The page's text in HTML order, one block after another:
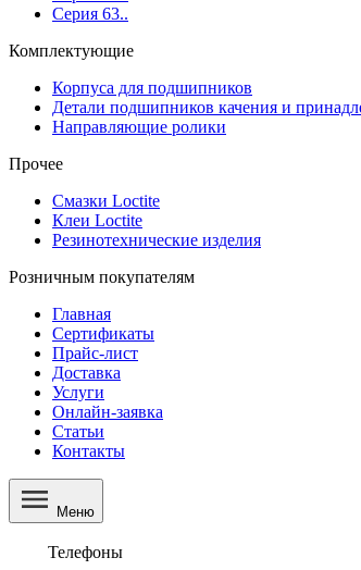
Серия 63..
Комплектующие
Корпуса для подшипников
Детали подшипников качения и
Направляющие ролики
Прочее
Смазки Loctite
Клеи Loctite
Резинотехнические изделия
Розничным покупателям
Главная
Сертификаты
Прайс-лист
Доставка
Услуги
Онлайн-заявка
Статьи
Контакты
Меню
Телефоны